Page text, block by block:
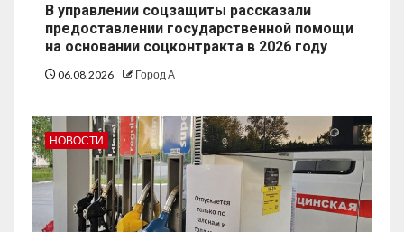
В управлении соцзащиты рассказали
предоставлении государственной помощи
на основании соцконтракта в 2026 году
06.08.2026 Город А
НОВОСТИ